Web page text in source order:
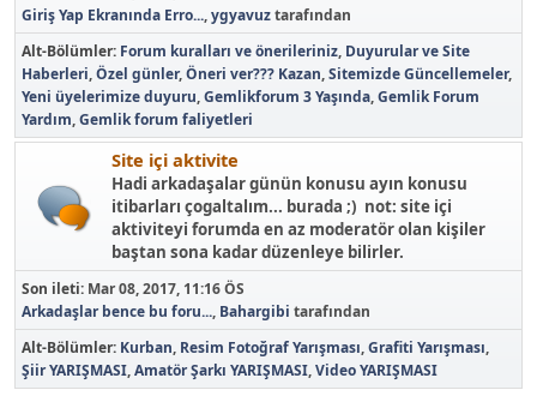
Giriş Yap Ekranında Erro...,ygyavuztarafından
Alt-Bölümler Forum kuralları ve önerileriniz Duyurular ve Site
Haberleri Özel günler Öneri ver??? Kazan Sitemizde Güncellemeler
Yeni üyelerimize duyuru Gemlikforum 3 Yaşında Gemlik Forum
Yardım Gemlik forum faliyetleri
Site içi aktivite
Hadi arkadaşalar günün konusu ayın konusu
itibarları çogaltalım... burada ;) not: site içi
aktiviteyi forumda en az moderatör olan kişiler
baştan sona kadar düzenleye bilirler.
Son ileti: Mar 08, 2017, 11:16 ÖS
Arkadaşlar bence bu foru..., Bahargibi tarafından
Alt-Bölümler Kurban Resim Fotoğraf Yarışması Grafiti Yarışması
Şiir YARIŞMASI Amatör Şarkı YARIŞMASI Video YARIŞMASI